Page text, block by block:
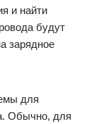
и найти
будут
зарядное
для
Обычно, для